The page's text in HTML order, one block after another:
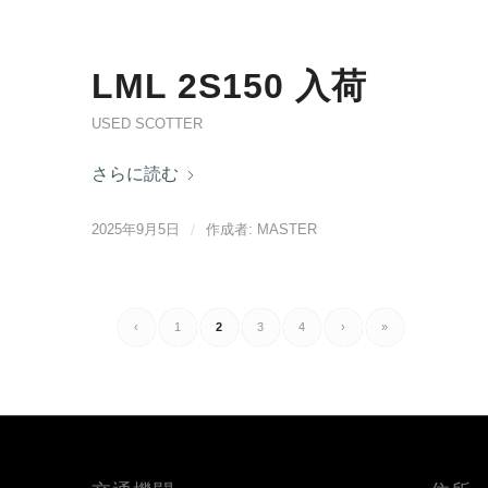
LML 2S150 入荷
USED SCOTTER
さらに読む
2025年9月5日 / 作成者: MASTER
‹ 1 2 3 4 › »